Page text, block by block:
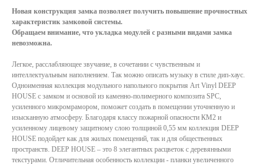
Новая конструкция замка позволяет получить повышение прочностных
характеристик замковой системы.
Обращаем внимание, что укладка модулей с разными видами замка
невозможна.
Легкое, расслабляющее звучание, в сочетании с чувственным и
интеллектуальным наполнением. Так можно описать музыку в стиле дип-хаус.
Одноименная коллекция модульного напольного покрытия Art Vinyl DEEP
HOUSE с замком и основой из каменно-полимерного композита SPC,
усиленного микромрамором, поможет создать в помещении уточненную и
изысканную атмосферу. Благодаря классу пожарной опасности КМ2 и
усиленному лицевому защитному слою толщиной 0,55 мм коллекция DEEP
HOUSE подойдет как для жилых помещений, так и для общественных
пространств. DEEP HOUSE – это 8 элегантных расцветок с деревянными
текстурами. Отличительная особенность коллекции - планки увеличенного